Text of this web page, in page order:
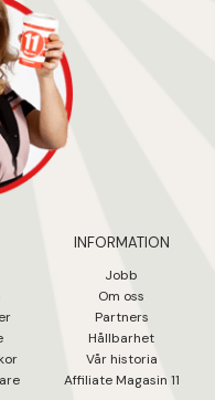
INFORMATION
Jobb
Om oss
Partners
Hållbarhet
Vår historia
Affiliate Magasin 11